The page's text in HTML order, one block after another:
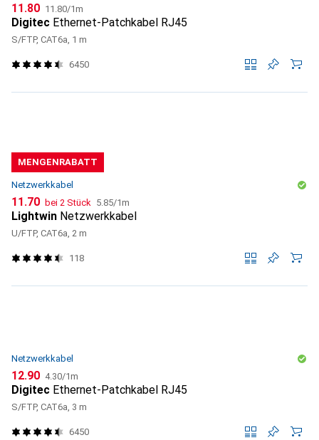
CHF
11.80 CHF
11.80/1m
Digitec Ethernet-Patchkabel RJ45
S/FTP, CAT6a, 1 m
6450
MENGENRABATT
Netzwerkkabel
CHF
11.70 bei 2 Stück CHF
5.85/1m
Lightwin Netzwerkkabel
U/FTP, CAT6a, 2 m
118
Netzwerkkabel
CHF
12.90 CHF
4.30/1m
Digitec Ethernet-Patchkabel RJ45
S/FTP, CAT6a, 3 m
6450